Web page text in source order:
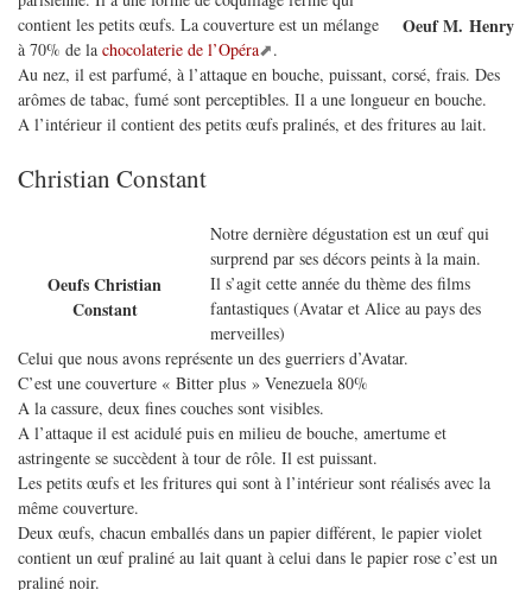
Oeuf M. Henry
contient les petits œufs. La couverture est un mélange
à 70% de la chocolaterie de l’Opéra
.
Au nez, il est parfumé, à l’attaque en bouche, puissant, corsé, frais. Des
arômes de tabac, fumé sont perceptibles. Il a une longueur en bouche.
A l’intérieur il contient des petits œufs pralinés, et des fritures au lait.
Christian Constant
Oeufs Christian
Constant
Notre dernière dégustation est un œuf qui
surprend par ses décors peints à la main.
Il s’agit cette année du thème des films
fantastiques (Avatar et Alice au pays des
merveilles)
Celui que nous avons représente un des guerriers d’Avatar.
C’est une couverture « Bitter plus » Venezuela 80%
A la cassure, deux fines couches sont visibles.
A l’attaque il est acidulé puis en milieu de bouche, amertume et
astringente se succèdent à tour de rôle. Il est puissant.
Les petits œufs et les fritures qui sont à l’intérieur sont réalisés avec la
même couverture.
Deux œufs, chacun emballés dans un papier différent, le papier violet
contient un œuf praliné au lait quant à celui dans le papier rose c’est un
praliné noir.